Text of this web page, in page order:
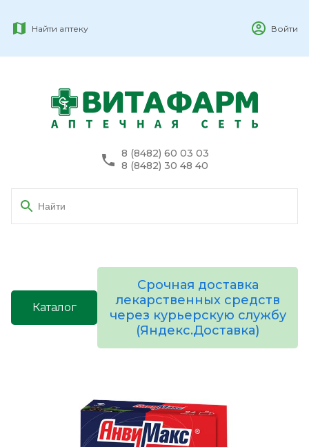
Найти аптеку Войти
8 (8482) 60 03 03
8 (8482) 30 48 40
Каталог
Срочная доставка
лекарственных средств
через курьерскую службу
(Яндекс.Доставка)